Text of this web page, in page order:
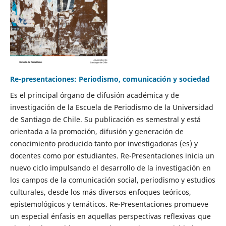
Re-presentaciones: Periodismo, comunicación y sociedad
Es el principal órgano de difusión académica y de
investigación de la Escuela de Periodismo de la Universidad
de Santiago de Chile. Su publicación es semestral y está
orientada a la promoción, difusión y generación de
conocimiento producido tanto por investigadoras (es) y
docentes como por estudiantes. Re-Presentaciones inicia un
nuevo ciclo impulsando el desarrollo de la investigación en
los campos de la comunicación social, periodismo y estudios
culturales, desde los más diversos enfoques teóricos,
epistemológicos y temáticos. Re-Presentaciones promueve
un especial énfasis en aquellas perspectivas reflexivas que